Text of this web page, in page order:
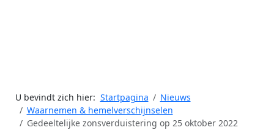
U bevindt zich hier: Startpagina
Nieuws
Waarnemen & hemelverschijnselen
Gedeeltelijke zonsverduistering op 25 oktober 2022